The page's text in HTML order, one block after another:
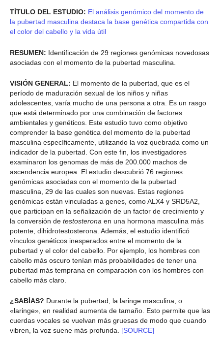
TÍTULO DEL ESTUDIO: El análisis genómico del momento de
la pubertad masculina destaca la base genética compartida con
el color del cabello y la vida útil
RESUMEN: Identificación de 29 regiones genómicas novedosas
asociadas con el momento de la pubertad masculina.
VISIÓN GENERAL: El momento de la pubertad, que es el
período de maduración sexual de los niños y niñas
adolescentes, varía mucho de una persona a otra. Es un rasgo
que está determinado por una combinación de factores
ambientales y genéticos. Este estudio tuvo como objetivo
comprender la base genética del momento de la pubertad
masculina específicamente, utilizando la voz quebrada como un
indicador de la pubertad. Con este fin, los investigadores
examinaron los genomas de más de 200.000 machos de
ascendencia europea. El estudio descubrió 76 regiones
genómicas asociadas con el momento de la pubertad
masculina, 29 de las cuales son nuevas. Estas regiones
genómicas están vinculadas a genes, como ALX4 y SRD5A2,
que participan en la señalización de un factor de crecimiento y
la conversión de testosterona en una hormona masculina más
potente, dihidrotestosterona. Además, el estudio identificó
vínculos genéticos inesperados entre el momento de la
pubertad y el color del cabello. Por ejemplo, los hombres con
cabello más oscuro tenían más probabilidades de tener una
pubertad más temprana en comparación con los hombres con
cabello más claro.
¿SABÍAS? Durante la pubertad, la laringe masculina, o
«laringe», en realidad aumenta de tamaño. Esto permite que las
cuerdas vocales se vuelvan más gruesas de modo que cuando
vibren, la voz suene más profunda. [SOURCE]